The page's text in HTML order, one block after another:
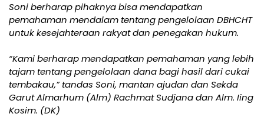
Soni berharap pihaknya bisa mendapatkan
pemahaman mendalam tentang pengelolaan DBHCHT
untuk kesejahteraan rakyat dan penegakan hukum.
“Kami berharap mendapatkan pemahaman yang lebih
tajam tentang pengelolaan dana bagi hasil dari cukai
tembakau,” tandas Soni, mantan ajudan dan Sekda
Garut Almarhum (Alm) Rachmat Sudjana dan Alm. Iing
Kosim. (DK)